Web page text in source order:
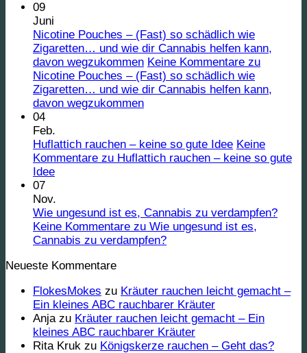
09
Juni
Nicotine Pouches – (Fast) so schädlich wie
Zigaretten… und wie dir Cannabis helfen kann,
davon wegzukommen Keine Kommentare zu
Nicotine Pouches – (Fast) so schädlich wie
Zigaretten… und wie dir Cannabis helfen kann,
davon wegzukommen
04
Feb.
Huflattich rauchen – keine so gute Idee Keine
Kommentare zu Huflattich rauchen – keine so gute
Idee
07
Nov.
Wie ungesund ist es, Cannabis zu verdampfen?
Keine Kommentare zu Wie ungesund ist es,
Cannabis zu verdampfen?
Neueste Kommentare
FlokesMokes zu Kräuter rauchen leicht gemacht –
Ein kleines ABC rauchbarer Kräuter
Anjazu Kräuter rauchen leicht gemacht – Ein
kleines ABC rauchbarer Kräuter
Rita Kruk zu Königskerze rauchen – Geht das?